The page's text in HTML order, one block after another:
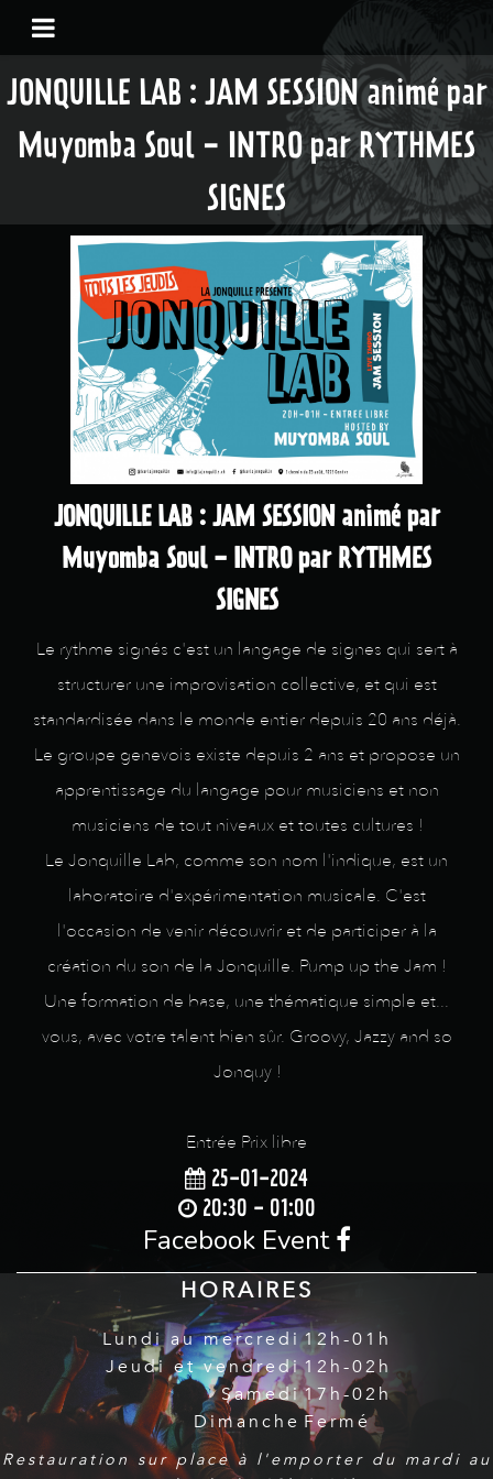
JONQUILLE LAB : JAM SESSION animé par
Muyomba Soul - INTRO par RYTHMES
SIGNES
JONQUILLE LAB : JAM SESSION animé par
Muyomba Soul - INTRO par RYTHMES
SIGNES
Le rythme signés c'est un langage de signes qui sert à
structurer une improvisation collective, et qui est
standardisée dans le monde entier depuis 20 ans déjà.
Le groupe genevois existe depuis 2 ans et propose un
apprentissage du langage pour musiciens et non
musiciens de tout niveaux et toutes cultures !
Le Jonquille Lab, comme son nom l'indique, est un
laboratoire d'expérimentation musicale. C'est
l'occasion de venir découvrir et de participer à la
création du son de la Jonquille. Pump up the Jam !
Une formation de base, une thématique simple et...
vous, avec votre talent bien sûr. Groovy, Jazzy and so
Jonquy !
Entrée Prix libre
25-01-2024
20:30 - 01:00
Facebook Event
HORAIRES
Lundi au mercredi
Jeudi et vendredi
Samedi
Dimanche
12h-01h
12h-02h
17h-02h
Fermé
Restauration sur place à l'emporter du mardi au